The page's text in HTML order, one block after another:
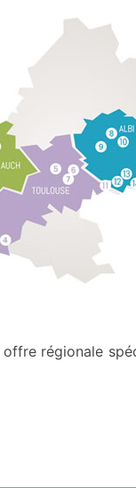
régionale